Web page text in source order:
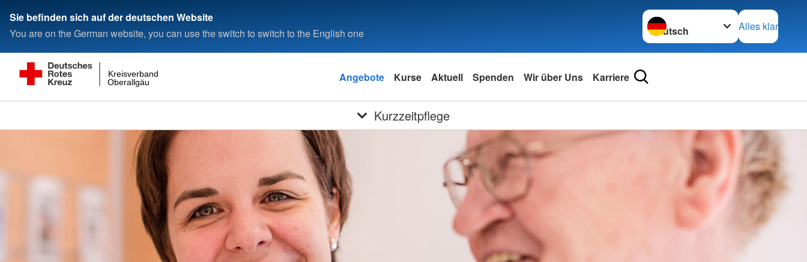
Sie befinden sich auf der deutschen Website
You are on the German website, you can use the switch to switch to the English one
Sprache wechseln zu
Alles klar
Oberallgäu
Kreisverband Angebote Kurse Aktuell Spenden Wir über Uns Karriere
Kurzzeitpflege